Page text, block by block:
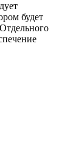
будет